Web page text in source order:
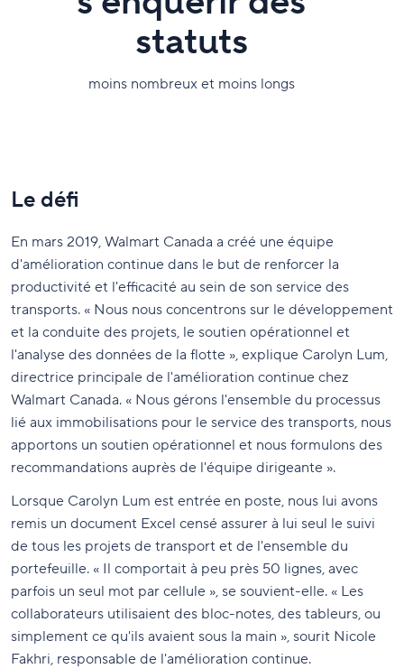
statuts
moins nombreux et moins longs
Le défi
En mars 2019, Walmart Canada a créé une équipe
d'amélioration continue dans le but de renforcer la
productivité et l'efficacité au sein de son service des
transports. « Nous nous concentrons sur le développement
et la conduite des projets, le soutien opérationnel et
l'analyse des données de la flotte », explique Carolyn Lum,
directrice principale de l'amélioration continue chez
Walmart Canada. « Nous gérons l'ensemble du processus
lié aux immobilisations pour le service des transports, nous
apportons un soutien opérationnel et nous formulons des
recommandations auprès de l'équipe dirigeante ».
Lorsque Carolyn Lum est entrée en poste, nous lui avons
remis un document Excel censé assurer à lui seul le suivi
de tous les projets de transport et de l'ensemble du
portefeuille. « Il comportait à peu près 50 lignes, avec
parfois un seul mot par cellule », se souvient-elle. « Les
collaborateurs utilisaient des bloc-notes, des tableurs, ou
simplement ce qu'ils avaient sous la main », sourit Nicole
Fakhri, responsable de l'amélioration continue.